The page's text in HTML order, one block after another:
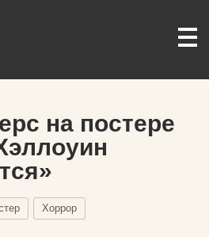
на постере
Хоррор